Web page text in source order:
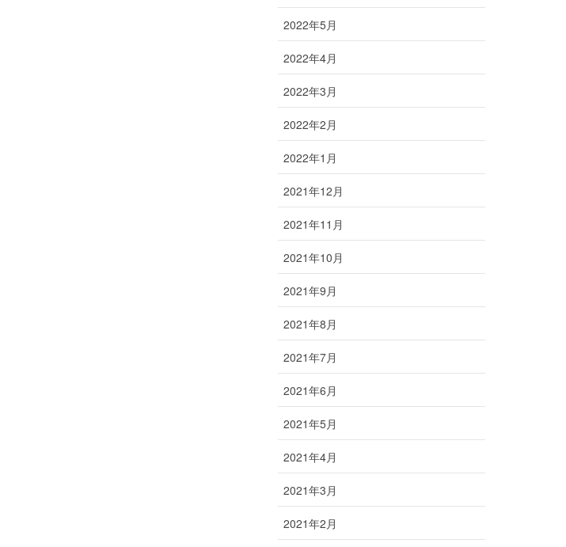
2022年5月
2022年4月
2022年3月
2022年2月
2022年1月
2021年12月
2021年11月
2021年10月
2021年9月
2021年8月
2021年7月
2021年6月
2021年5月
2021年4月
2021年3月
2021年2月